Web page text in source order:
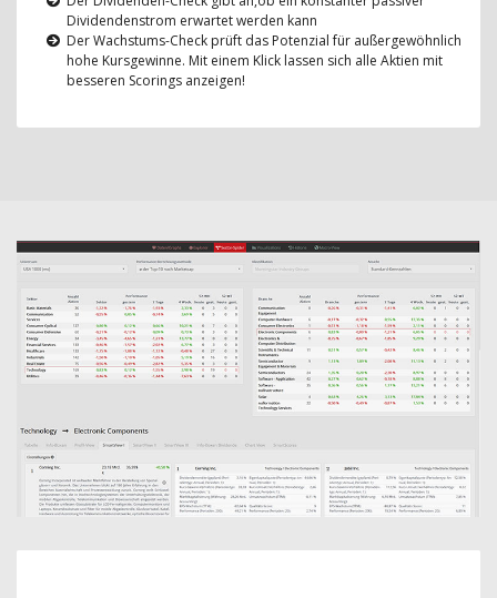
Dividendenstrom erwartet werden kann
Der Wachstums-Check prüft das Potenzial für außergewöhnlich
hohe Kursgewinne. Mit einem Klick lassen sich alle Aktien mit
besseren Scorings anzeigen!